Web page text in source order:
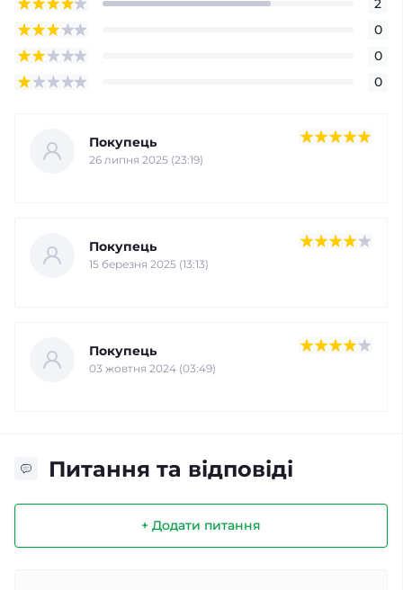
0
0
0
Покупець
26 липня 2025 (23:19)
Покупець
15 березня 2025 (13:13)
Покупець
03 жовтня 2024 (03:49)
Питання та відповіді
+ Додати питання